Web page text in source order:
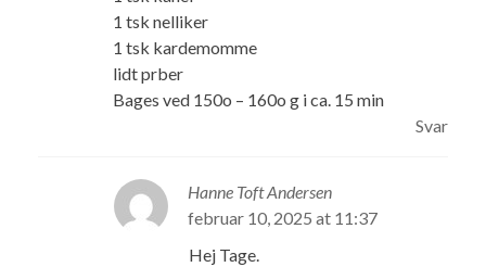
1 tsk nelliker
1 tsk kardemomme
lidt prber
Bages ved 150o – 160o g i ca. 15 min
Svar
Hanne Toft Andersen
februar 10, 2025 at 11:37
Hej Tage.